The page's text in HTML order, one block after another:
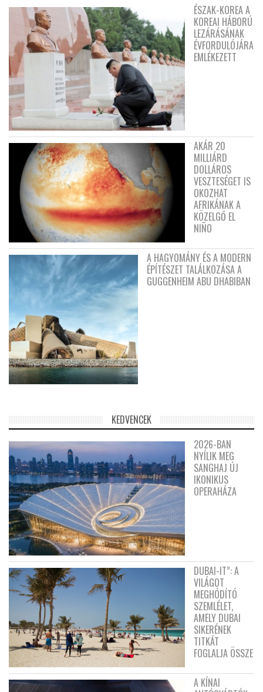
ÉSZAK-KOREA A
KOREAI HÁBORÚ
LEZÁRÁSÁNAK
ÉVFORDULÓJÁRA
EMLÉKEZETT
AKÁR 20
MILLIÁRD
DOLLÁROS
VESZTESÉGET IS
OKOZHAT
AFRIKÁNAK A
KÖZELGŐ EL
NIÑO
A HAGYOMÁNY ÉS A MODERN
ÉPÍTÉSZET TALÁLKOZÁSA A
GUGGENHEIM ABU DHABIBAN
KEDVENCEK
2026-BAN
NYÍLIK MEG
SANGHAJ ÚJ
IKONIKUS
OPERAHÁZA
DUBAI-IT”: A
VILÁGOT
MEGHÓDÍTÓ
SZEMLÉLET,
AMELY DUBAI
SIKERÉNEK
TITKÁT
FOGLALJA ÖSSZE
A KÍNAI